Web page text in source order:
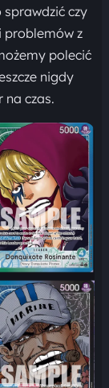
czy
problemów z
polecić
nigdy
na czas.